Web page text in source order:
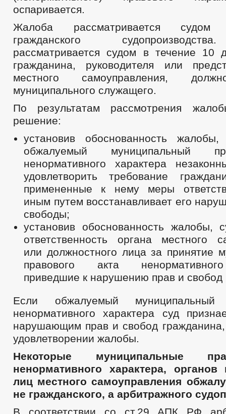
оспаривается.
Жалоба рассматривается
гражданского
рассматривается судом в течение 10
гражданина, руководителя или
местного самоуправления,
муниципального служащего.
По результатам рассмотрения
решение:
установив обоснованность
обжалуемый муниципальный
ненормативного характера
удовлетворить требование
примененные к нему меры
иным путем восстанавливает его
свободы;
установив обоснованность жалобы,
ответственность органа местного
или должностного лица за принятие
правового акта
приведшие к нарушению прав и свобод
Если обжалуемый
ненормативного характера суд
нарушающим прав и свобод гражданина,
удовлетворении жалобы.
Некоторые муниципальные
ненормативного характера,
лиц местного самоуправления
не гражданского, а арбитражного